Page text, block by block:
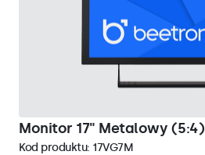
Monitor 17" Metalowy (5:4)
Kod produktu: 17VG7M